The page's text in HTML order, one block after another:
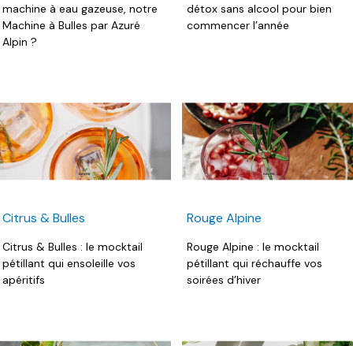
machine à eau gazeuse, notre
Machine à Bulles par Azuré
Alpin ?
détox sans alcool pour bien
commencer l’année
Citrus & Bulles
Citrus & Bulles : le mocktail
pétillant qui ensoleille vos
apéritifs
Rouge Alpine
Rouge Alpine : le mocktail
pétillant qui réchauffe vos
soirées d’hiver